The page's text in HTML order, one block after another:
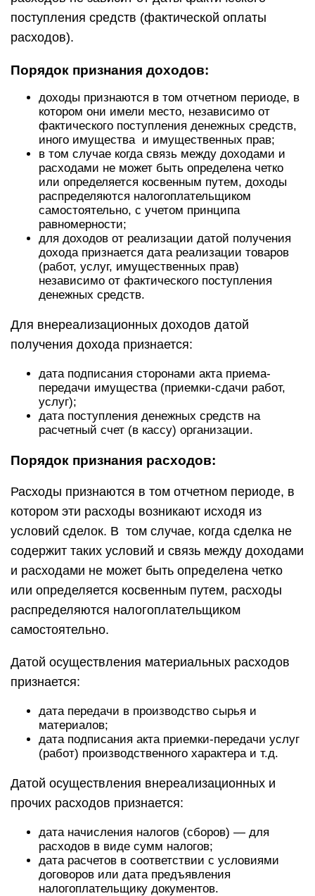
поступления средств (фактической оплаты
расходов).
Порядок признания доходов:
доходы признаются в том отчетном периоде, в
котором они имели место, независимо от
фактического поступления денежных средств,
иного имущества и имущественных прав;
в том случае когда связь между доходами и
расходами не может быть определена четко
или определяется косвенным путем, доходы
распределяются налогоплательщиком
самостоятельно, с учетом принципа
равномерности;
для доходов от реализации датой получения
дохода признается дата реализации товаров
(работ, услуг, имущественных прав)
независимо от фактического поступления
денежных средств.
Для внереализационных доходов датой
получения дохода признается:
дата подписания сторонами акта приема-
передачи имущества (приемки-сдачи работ,
услуг);
дата поступления денежных средств на
расчетный счет (в кассу) организации.
Порядок признания расходов:
Расходы признаются в том отчетном периоде, в
котором эти расходы возникают исходя из
условий сделок. В том случае, когда сделка не
содержит таких условий и связь между доходами
и расходами не может быть определена четко
или определяется косвенным путем, расходы
распределяются налогоплательщиком
самостоятельно.
Датой осуществления материальных расходов
признается:
дата передачи в производство сырья и
материалов;
дата подписания акта приемки-передачи услуг
(работ) производственного характера и т.д.
Датой осуществления внереализационных и
прочих расходов признается:
дата начисления налогов (сборов) — для
расходов в виде сумм налогов;
дата расчетов в соответствии с условиями
договоров или дата предъявления
налогоплательщику документов.